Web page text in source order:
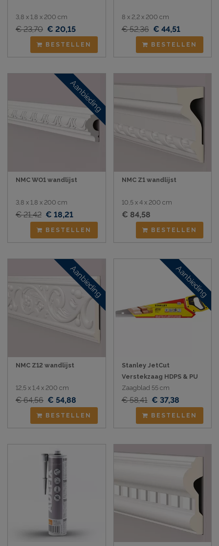
3,8 x 1,8 x 200 cm
€ 23,70 € 20,15
BESTELLEN
8 x 2,2 x 200 cm
€ 52,36 € 44,51
BESTELLEN
Aanbieding
NMC WO1 wandlijst
3,8 x 1,8 x 200 cm
€ 21,42 € 18,21
BESTELLEN
NMC Z1 wandlijst
10,5 x 4 x 200 cm
€ 84,58
BESTELLEN
Aanbieding
NMC Z12 wandlijst
12,5 x 1,4 x 200 cm
€ 64,56 € 54,88
BESTELLEN
Aanbieding
Stanley JetCut
Verstekzaag HDPS & PU
Zaagblad 55 cm
€ 58,41 € 37,38
BESTELLEN